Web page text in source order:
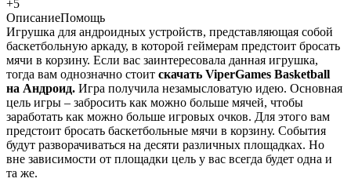
+5
ОписаниеПомощь
Игрушка для андроидных устройств, представляющая собой
баскетбольную аркаду, в которой геймерам предстоит бросать
мячи в корзину. Если вас заинтересовала данная игрушка,
тогда вам однозначно стоит скачать ViperGames Basketball
на Андроид. Игра получила незамысловатую идею. Основная
цель игры – забросить как можно больше мячей, чтобы
заработать как можно больше игровых очков. Для этого вам
предстоит бросать баскетбольные мячи в корзину. События
будут разворачиваться на десяти различных площадках. Но
вне зависимости от площадки цель у вас всегда будет одна и
та же.